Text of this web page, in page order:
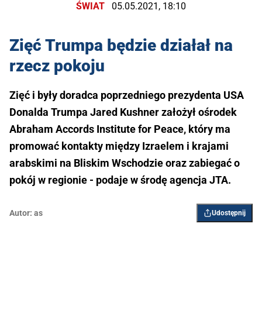
ŚWIAT 05.05.2021, 18:10
Zięć Trumpa będzie działał na
rzecz pokoju
Zięć i były doradca poprzedniego prezydenta USA
Donalda Trumpa Jared Kushner założył ośrodek
Abraham Accords Institute for Peace, który ma
promować kontakty między Izraelem i krajami
arabskimi na Bliskim Wschodzie oraz zabiegać o
pokój w regionie - podaje w środę agencja JTA.
Autor: as Udostępnij